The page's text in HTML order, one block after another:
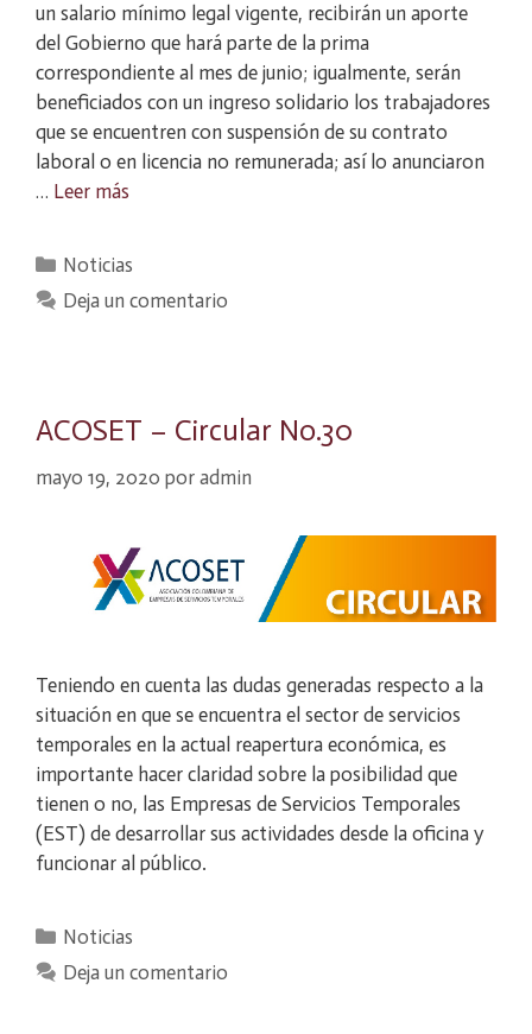
un salario mínimo legal vigente, recibirán un aporte
del Gobierno que hará parte de la prima
correspondiente al mes de junio; igualmente, serán
beneficiados con un ingreso solidario los trabajadores
que se encuentren con suspensión de su contrato
laboral o en licencia no remunerada; así lo anunciaron
… Leer más
Categorías
Noticias
Deja un comentario
ACOSET – Circular No.30
mayo 19, 2020 por admin
Teniendo en cuenta las dudas generadas respecto a la
situación en que se encuentra el sector de servicios
temporales en la actual reapertura económica, es
importante hacer claridad sobre la posibilidad que
tienen o no, las Empresas de Servicios Temporales
(EST) de desarrollar sus actividades desde la oficina y
funcionar al público.
Categorías
Noticias
Deja un comentario